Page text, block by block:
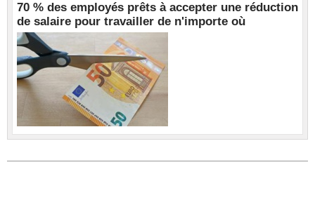
70 % des employés prêts à accepter une réduction
de salaire pour travailler de n'importe où